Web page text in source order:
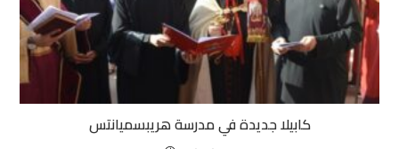
كابيلا جديدة في مدرسة هريبسميانتس